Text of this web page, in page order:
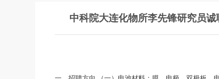
中科院大连化物所李先锋研究员